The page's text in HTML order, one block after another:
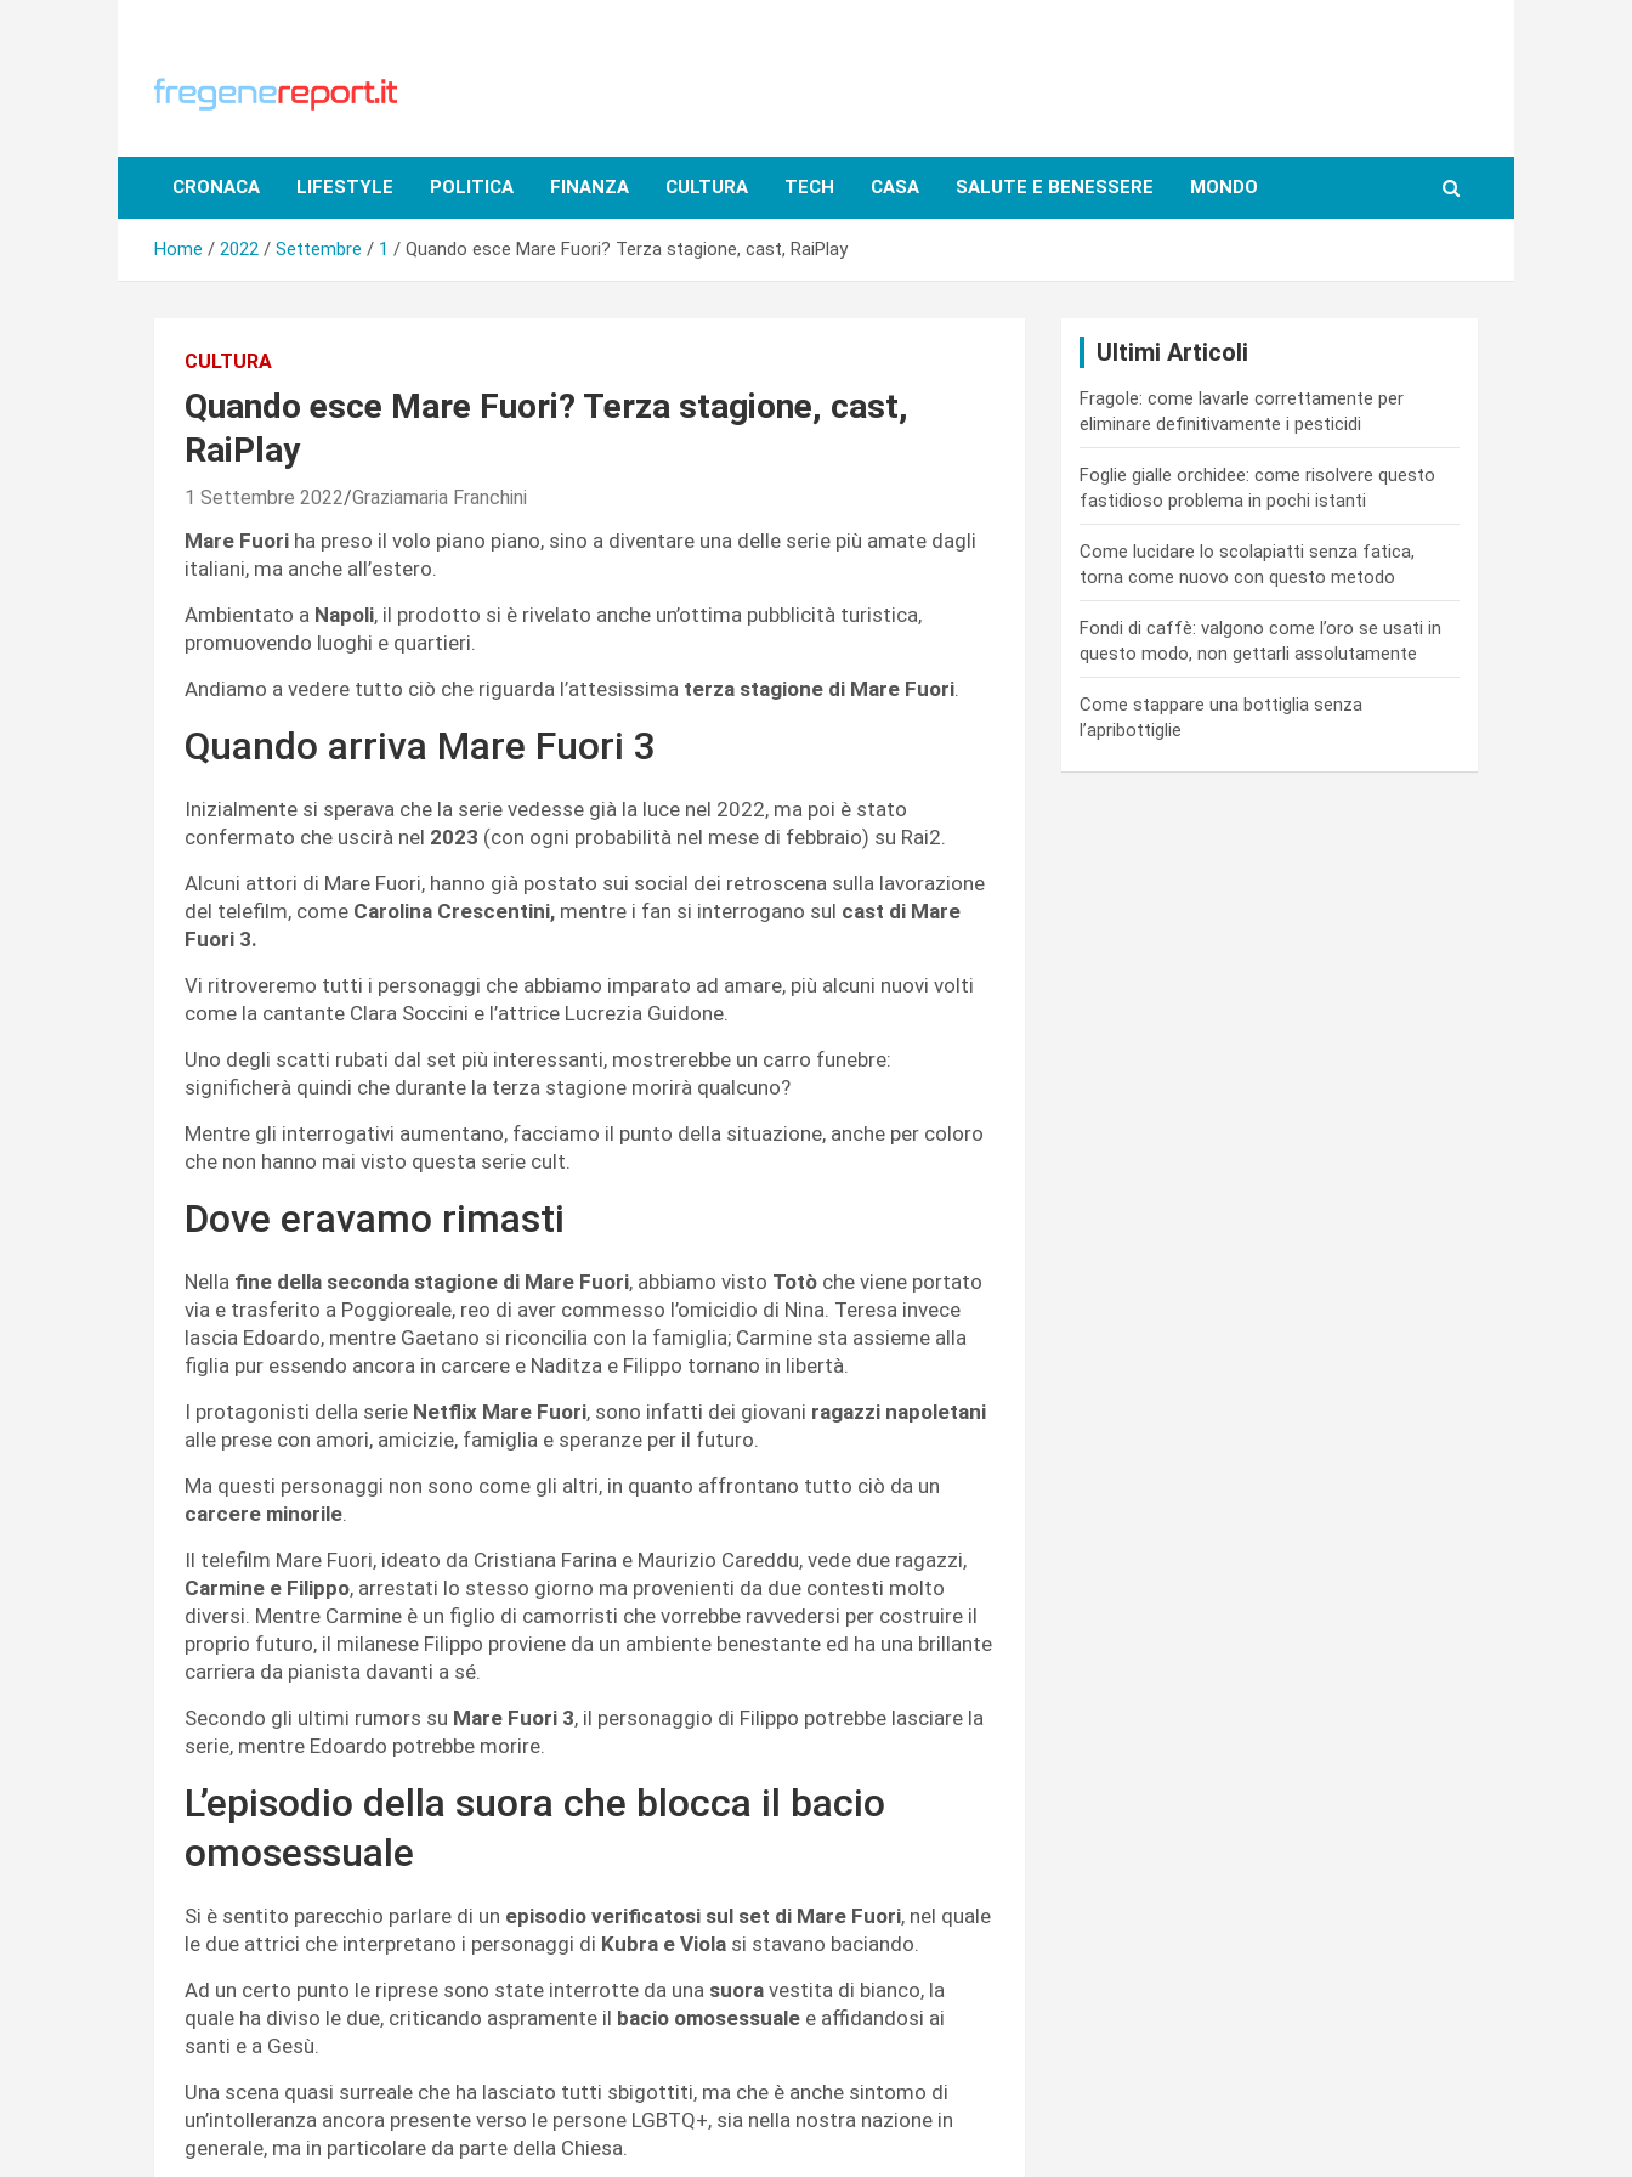
CRONACA LIFESTYLE POLITICA FINANZA CULTURA TECH CASA SALUTE E BENESSERE MONDO
Home 2022 Settembre 1 Quando esce Mare Fuori? Terza stagione, cast, RaiPlay
CULTURA
Quando esce Mare Fuori? Terza stagione, cast,
RaiPlay
1 Settembre 2022 Graziamaria Franchini
Mare Fuori ha preso il volo piano piano, sino a diventare una delle serie più amate dagli
italiani, ma anche all’estero.
Ambientato a Napoli, il prodotto si è rivelato anche un’ottima pubblicità turistica,
promuovendo luoghi e quartieri.
Andiamo a vedere tutto ciò che riguarda l’attesissima terza stagione di Mare Fuori.
Quando arriva Mare Fuori 3
Inizialmente si sperava che la serie vedesse già la luce nel 2022, ma poi è stato
confermato che uscirà nel 2023 (con ogni probabilità nel mese di febbraio) su Rai2.
Alcuni attori di Mare Fuori, hanno già postato sui social dei retroscena sulla lavorazione
del telefilm, come Carolina Crescentini, mentre i fan si interrogano sul cast di Mare
Fuori 3.
Vi ritroveremo tutti i personaggi che abbiamo imparato ad amare, più alcuni nuovi volti
come la cantante Clara Soccini e l’attrice Lucrezia Guidone.
Uno degli scatti rubati dal set più interessanti, mostrerebbe un carro funebre:
significherà quindi che durante la terza stagione morirà qualcuno?
Mentre gli interrogativi aumentano, facciamo il punto della situazione, anche per coloro
che non hanno mai visto questa serie cult.
Dove eravamo rimasti
Nella fine della seconda stagione di Mare Fuori, abbiamo visto Totò che viene portato
via e trasferito a Poggioreale, reo di aver commesso l’omicidio di Nina. Teresa invece
lascia Edoardo, mentre Gaetano si riconcilia con la famiglia; Carmine sta assieme alla
figlia pur essendo ancora in carcere e Naditza e Filippo tornano in libertà.
I protagonisti della serie Netflix Mare Fuori, sono infatti dei giovani ragazzi napoletani
alle prese con amori, amicizie, famiglia e speranze per il futuro.
Ma questi personaggi non sono come gli altri, in quanto affrontano tutto ciò da un
carcere minorile.
Il telefilm Mare Fuori, ideato da Cristiana Farina e Maurizio Careddu, vede due ragazzi,
Carmine e Filippo, arrestati lo stesso giorno ma provenienti da due contesti molto
diversi. Mentre Carmine è un figlio di camorristi che vorrebbe ravvedersi per costruire il
proprio futuro, il milanese Filippo proviene da un ambiente benestante ed ha una brillante
carriera da pianista davanti a sé.
Secondo gli ultimi rumors su Mare Fuori 3, il personaggio di Filippo potrebbe lasciare la
serie, mentre Edoardo potrebbe morire.
L’episodio della suora che blocca il bacio
omosessuale
Si è sentito parecchio parlare di un episodio verificatosi sul set di Mare Fuori, nel quale
le due attrici che interpretano i personaggi di Kubra e Viola si stavano baciando.
Ad un certo punto le riprese sono state interrotte da una suora vestita di bianco, la
quale ha diviso le due, criticando aspramente il bacio omosessuale e affidandosi ai
santi e a Gesù.
Una scena quasi surreale che ha lasciato tutti sbigottiti, ma che è anche sintomo di
un’intolleranza ancora presente verso le persone LGBTQ+, sia nella nostra nazione in
generale, ma in particolare da parte della Chiesa.
Ultimi Articoli
Fragole: come lavarle correttamente per
eliminare definitivamente i pesticidi
Foglie gialle orchidee: come risolvere questo
fastidioso problema in pochi istanti
Come lucidare lo scolapiatti senza fatica,
torna come nuovo con questo metodo
Fondi di caffè: valgono come l’oro se usati in
questo modo, non gettarli assolutamente
Come stappare una bottiglia senza
l’apribottiglie